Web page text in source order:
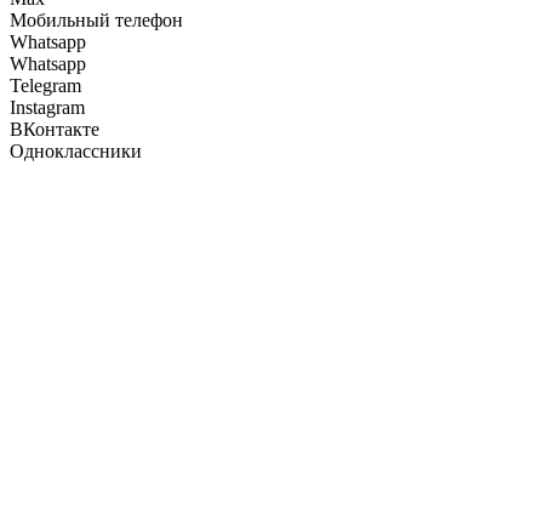
Мобильный телефон
Whatsapp
Whatsapp
Telegram
Instagram
ВКонтакте
Одноклассники